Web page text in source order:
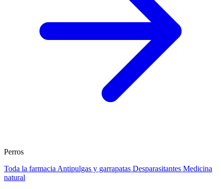
Perros
Toda la farmacia Antipulgas y garrapatas Desparasitantes Medicina
natural